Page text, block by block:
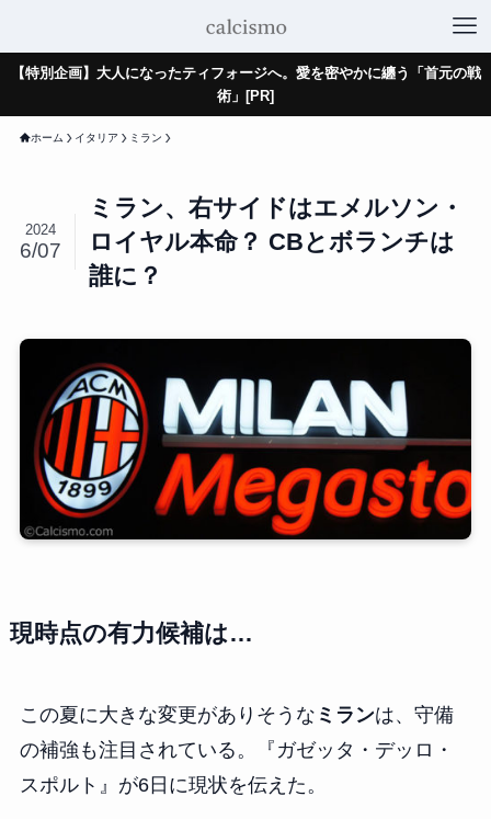
【特別企画】大人になったティフォージへ。愛を密やかに纏う「首元の戦
術」[PR]
ホーム イタリア ミラン
ミラン、右サイドはエメルソン・
ロイヤル本命？ CBとボランチは
誰に？
2024
6/07
現時点の有力候補は…
この夏に大きな変更がありそうな ミランは、守備
の補強も注目されている。『ガゼッタ・デッロ・
スポルト』が6日に現状を伝えた。